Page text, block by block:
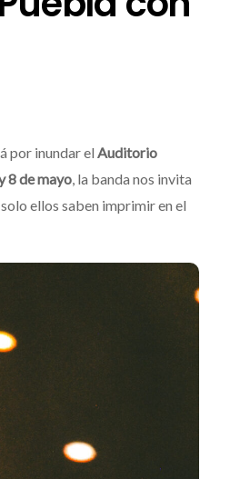
por inundar el Auditorio
8 de mayo , la banda nos invita
ellos saben imprimir en el